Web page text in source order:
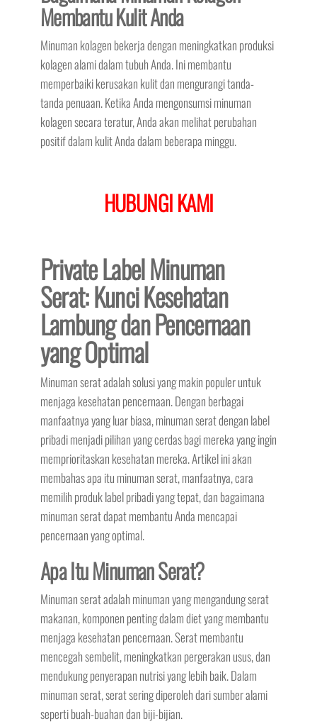
Membantu Kulit Anda
Minuman kolagen bekerja dengan meningkatkan produksi
kolagen alami dalam tubuh Anda. Ini membantu
memperbaiki kerusakan kulit dan mengurangi tanda-
tanda penuaan. Ketika Anda mengonsumsi minuman
kolagen secara teratur, Anda akan melihat perubahan
positif dalam kulit Anda dalam beberapa minggu.
HUBUNGI KAMI
Private Label Minuman
Serat: Kunci Kesehatan
Lambung dan Pencernaan
yang Optimal
Minuman serat adalah solusi yang makin populer untuk
menjaga kesehatan pencernaan. Dengan berbagai
manfaatnya yang luar biasa, minuman serat dengan label
pribadi menjadi pilihan yang cerdas bagi mereka yang ingin
memprioritaskan kesehatan mereka. Artikel ini akan
membahas apa itu minuman serat, manfaatnya, cara
memilih produk label pribadi yang tepat, dan bagaimana
minuman serat dapat membantu Anda mencapai
pencernaan yang optimal.
Apa Itu Minuman Serat?
Minuman serat adalah minuman yang mengandung serat
makanan, komponen penting dalam diet yang membantu
menjaga kesehatan pencernaan. Serat membantu
mencegah sembelit, meningkatkan pergerakan usus, dan
mendukung penyerapan nutrisi yang lebih baik. Dalam
minuman serat, serat sering diperoleh dari sumber alami
seperti buah-buahan dan biji-bijian.